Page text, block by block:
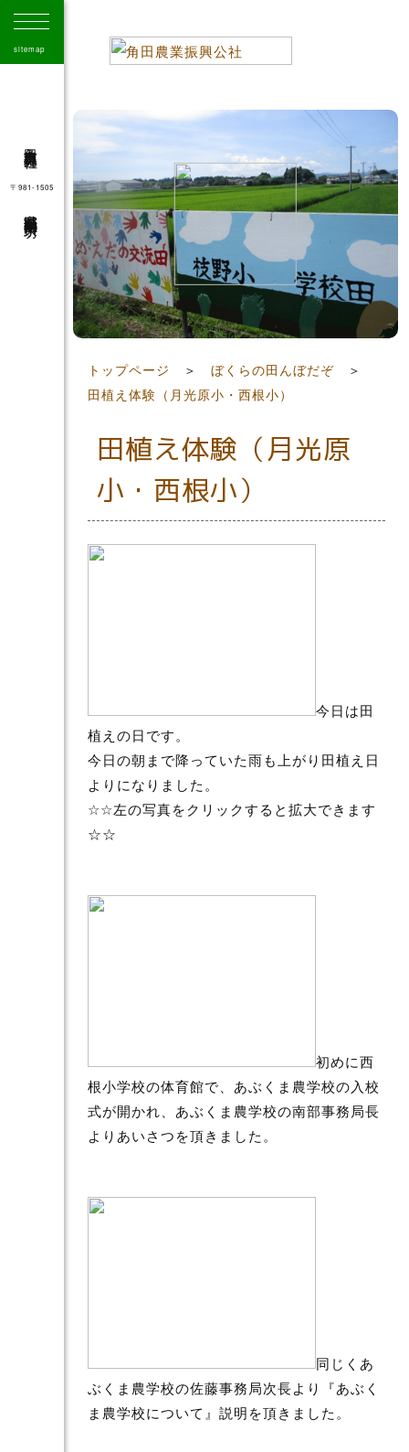
sitemap
角田市農業振興公社
〒981-1505
41
トップページ ＞ぼくらの田んぼだぞ ＞
田植え体験（月光原小・西根小）
田植え体験（月光原
小・西根小）
今日は田
植えの日です。
今日の朝まで降っていた雨も上がり田植え日
よりになりました。
☆☆左の写真をクリックすると拡大できます
☆☆
初めに西
根小学校の体育館で、あぶくま農学校の入校
式が開かれ、あぶくま農学校の南部事務局長
よりあいさつを頂きました。
同じくあ
ぶくま農学校の佐藤事務局次長より『あぶく
ま農学校について』説明を頂きました。